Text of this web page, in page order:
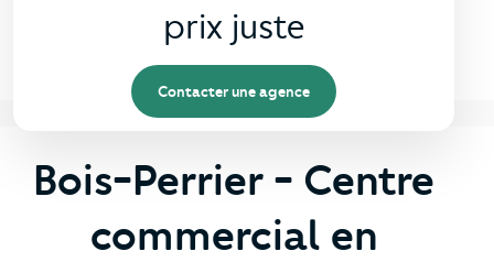
prix juste
Contacter une agence
Bois-Perrier - Centre
commercial en